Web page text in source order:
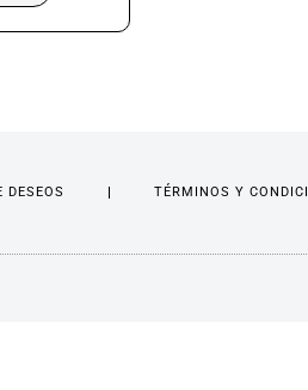
DESEOS TÉRMINOS Y